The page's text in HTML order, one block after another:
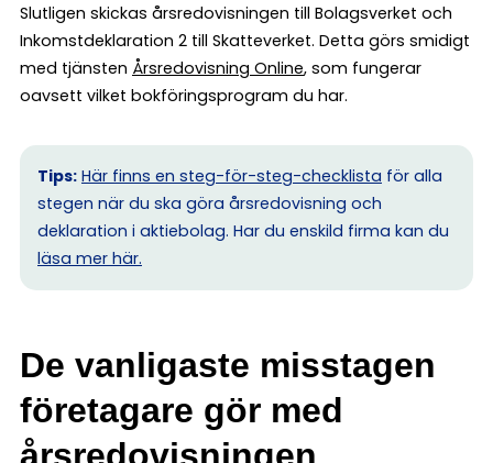
Slutligen skickas årsredovisningen till Bolagsverket och
Inkomstdeklaration 2 till Skatteverket. Detta görs smidigt
med tjänsten Årsredovisning Online, som fungerar
oavsett vilket bokföringsprogram du har.
Tips: Här finns en steg-för-steg-checklista för alla
stegen när du ska göra årsredovisning och
deklaration i aktiebolag. Har du enskild firma kan du
läsa mer här.
De vanligaste misstagen
företagare gör med
årsredovisningen